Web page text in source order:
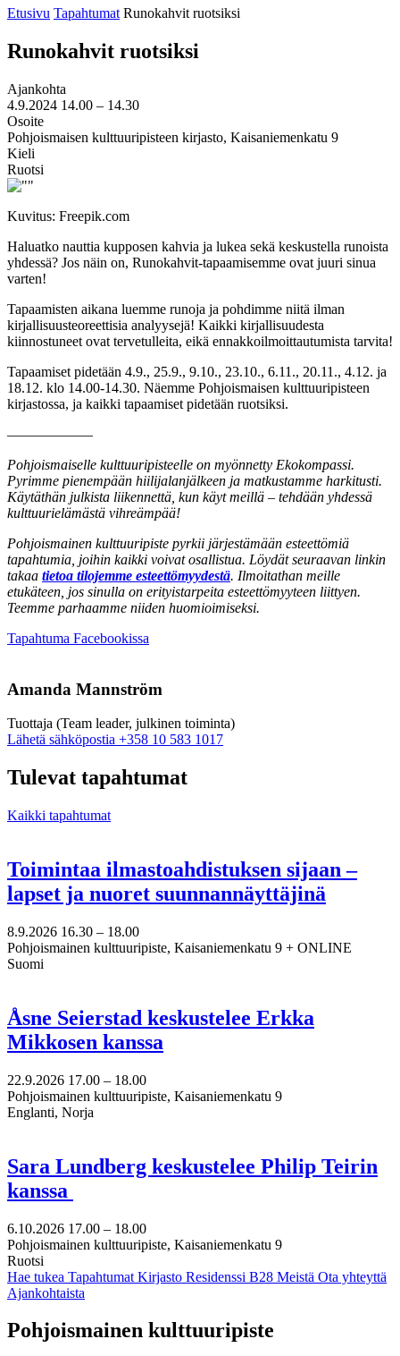
Etusivu Tapahtumat Runokahvit ruotsiksi
Runokahvit ruotsiksi
Ajankohta
4.9.2024 14.00 – 14.30
Osoite
Pohjoismaisen kulttuuripisteen kirjasto, Kaisaniemenkatu 9
Kieli
Ruotsi
Kuvitus: Freepik.com
Haluatko nauttia kupposen kahvia ja lukea sekä keskustella runoista
yhdessä? Jos näin on, Runokahvit-tapaamisemme ovat juuri sinua
varten!
Tapaamisten aikana luemme runoja ja pohdimme niitä ilman
kirjallisuusteoreettisia analyysejä! Kaikki kirjallisuudesta
kiinnostuneet ovat tervetulleita, eikä ennakkoilmoittautumista tarvita!
Tapaamiset pidetään 4.9., 25.9., 9.10., 23.10., 6.11., 20.11., 4.12. ja
18.12. klo 14.00-14.30. Näemme Pohjoismaisen kulttuuripisteen
kirjastossa, ja kaikki tapaamiset pidetään ruotsiksi.
––––––––––––
Pohjoismaiselle kulttuuripisteelle on myönnetty Ekokompassi.
Pyrimme pienempään hiilijalanjälkeen ja matkustamme harkitusti.
Käytäthän julkista liikennettä, kun käyt meillä – tehdään yhdessä
kulttuurielämästä vihreämpää!
Pohjoismainen kulttuuripiste pyrkii järjestämään esteettömiä
tapahtumia, joihin kaikki voivat osallistua. Löydät seuraavan linkin
takaa tietoa tilojemme esteettömyydestä. Ilmoitathan meille
etukäteen, jos sinulla on erityistarpeita esteettömyyteen liittyen.
Teemme parhaamme niiden huomioimiseksi.
Tapahtuma Facebookissa
Amanda Mannström
Tuottaja (Team leader, julkinen toiminta)
Lähetä sähköpostia Sänd
till
amanda.mannstrom@nkk.org
+358 10 583 1017
Tulevat tapahtumat
Kaikki tapahtumat
Toimintaa ilmastoahdistuksen sijaan –
lapset ja nuoret suunnannäyttäjinä
8.9.2026 16.30 – 18.00
Pohjoismainen kulttuuripiste, Kaisaniemenkatu 9 + ONLINE
Suomi
Åsne Seierstad keskustelee Erkka
Mikkosen kanssa
22.9.2026 17.00 – 18.00
Pohjoismainen kulttuuripiste, Kaisaniemenkatu 9
Englanti, Norja
Sara Lundberg keskustelee Philip Teirin
kanssa
6.10.2026 17.00 – 18.00
Pohjoismainen kulttuuripiste, Kaisaniemenkatu 9
Ruotsi
Hae tukea Tapahtumat Kirjasto Residenssi B28 Meistä Ota yhteyttä
Ajankohtaista
Facebook:
Avataan
Instagram:
Avataan
TikTok:
Avataan
Youtube:
Avataan
Vimeo:
Avataan
Pohjoismainen kulttuuripiste